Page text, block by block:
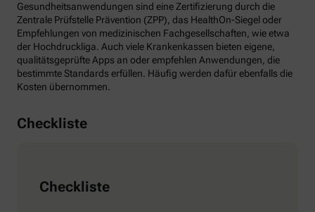
Gesundheitsanwendungen sind eine Zertifizierung durch die
Zentrale Prüfstelle Prävention (ZPP), das HealthOn-Siegel oder
Empfehlungen von medizinischen Fachgesellschaften, wie etwa
der Hochdruckliga. Auch viele Krankenkassen bieten eigene,
qualitätsgeprüfte Apps an oder empfehlen Anwendungen, die
bestimmte Standards erfüllen. Häufig werden dafür ebenfalls die
Kosten übernommen.
Checkliste
Checkliste